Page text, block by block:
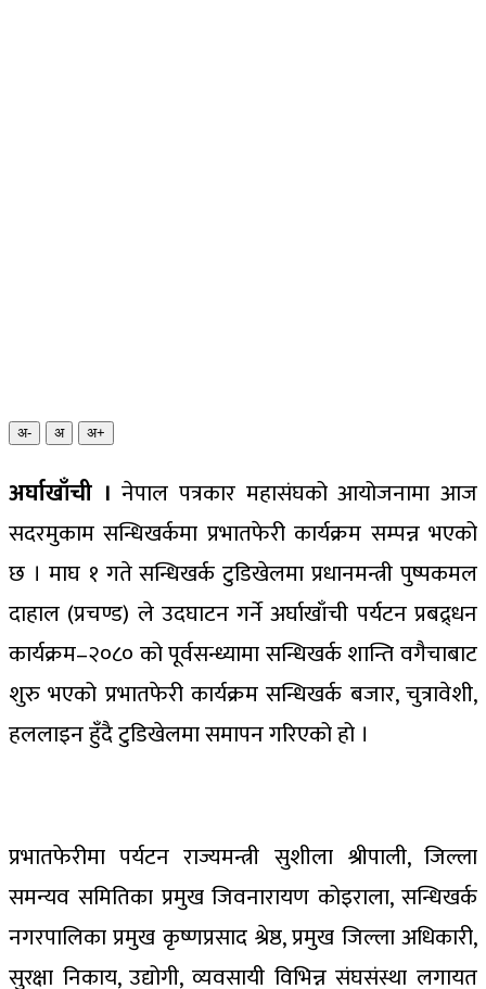
अ- अ अ+
अर्घाखाँची ।नेपाल पत्रकार महासंघको आयोजनामा आज
सदरमुकाम सन्धिखर्कमा प्रभातफेरी कार्यक्रम सम्पन्न भएको
छ । माघ १ गते सन्धिखर्क टुडिखेलमा प्रधानमन्त्री पुष्पकमल
दाहाल (प्रचण्ड) ले उदघाटन गर्ने अर्घाखाँची पर्यटन प्रबद्र्धन
कार्यक्रम–२०८० को पूर्वसन्ध्यामा सन्धिखर्क शान्ति वगैचाबाट
शुरु भएको प्रभातफेरी कार्यक्रम सन्धिखर्क बजार, चुत्रावेशी,
हललाइन हुँदै टुडिखेलमा समापन गरिएको हो ।
प्रभातफेरीमा पर्यटन राज्यमन्त्री सुशीला श्रीपाली, जिल्ला
समन्यव समितिका प्रमुख जिवनारायण कोइराला, सन्धिखर्क
नगरपालिका प्रमुख कृष्णप्रसाद श्रेष्ठ, प्रमुख जिल्ला अधिकारी,
सुरक्षा निकाय, उद्योगी, व्यवसायी विभिन्न संघसंस्था लगायत